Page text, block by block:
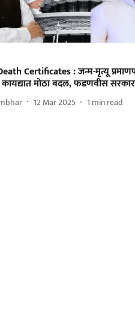
Certificates : जन्म-मृत्यू
मोठा बदल, फडणवीस
12 Mar 2025 1 min read